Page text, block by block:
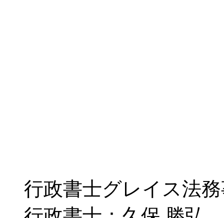
行政書士グレイス法